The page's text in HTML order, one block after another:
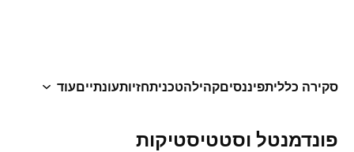
סקירה כלליתפיננסיםקהילהטכניתחזיותעונתייםעוד
פונדמנטל וסטטיסטיקות